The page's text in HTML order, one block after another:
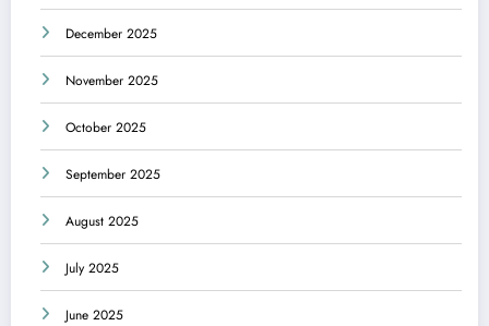
December 2025
November 2025
October 2025
September 2025
August 2025
July 2025
June 2025